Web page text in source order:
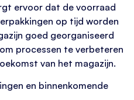
ervoor dat de voorraad
op tijd worden
goed georganiseerd
processen te verbeteren
van het magazijn.
en binnenkomende